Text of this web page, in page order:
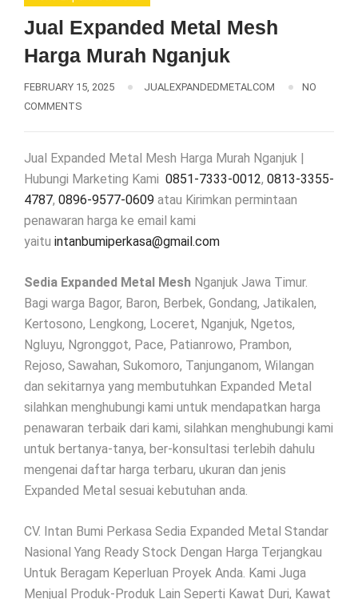
Jual Expanded Metal Mesh
Harga Murah Nganjuk
FEBRUARY 15, 2025 JUALEXPANDEDMETALCOM
NO
COMMENTS
Jual Expanded Metal Mesh Harga Murah Nganjuk |
Hubungi Marketing Kami 0851-7333-0012, 0813-3355-
4787, 0896-9577-0609 atau Kirimkan permintaan
penawaran harga ke email kami
yaitu intanbumiperkasa@gmail.com
Sedia Expanded Metal Mesh Nganjuk Jawa Timur.
Bagi warga Bagor, Baron, Berbek, Gondang, Jatikalen,
Kertosono, Lengkong, Loceret, Nganjuk, Ngetos,
Ngluyu, Ngronggot, Pace, Patianrowo, Prambon,
Rejoso, Sawahan, Sukomoro, Tanjunganom, Wilangan
dan sekitarnya yang membutuhkan Expanded Metal
silahkan menghubungi kami untuk mendapatkan harga
penawaran terbaik dari kami, silahkan menghubungi kami
untuk bertanya-tanya, ber-konsultasi terlebih dahulu
mengenai daftar harga terbaru, ukuran dan jenis
Expanded Metal sesuai kebutuhan anda.
CV. Intan Bumi Perkasa Sedia Expanded Metal Standar
Nasional Yang Ready Stock Dengan Harga Terjangkau
Untuk Beragam Keperluan Proyek Anda. Kami Juga
Menjual Produk-Produk Lain Seperti Kawat Duri, Kawat